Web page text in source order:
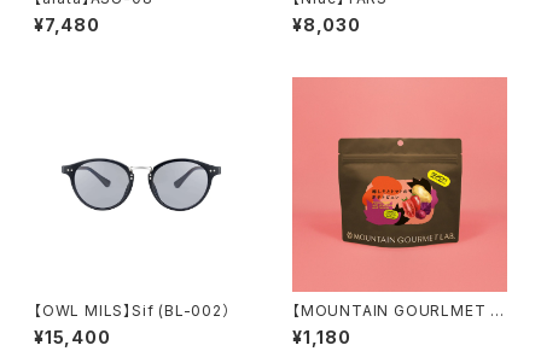
¥7,480 ¥8,030
【OWL MILS】Sif (BL-002）
¥15,400
【MOUNTAIN GOURLMET L
AB.】梅しそとトマトのポテトピュ
レ（27年3月）
¥1,180